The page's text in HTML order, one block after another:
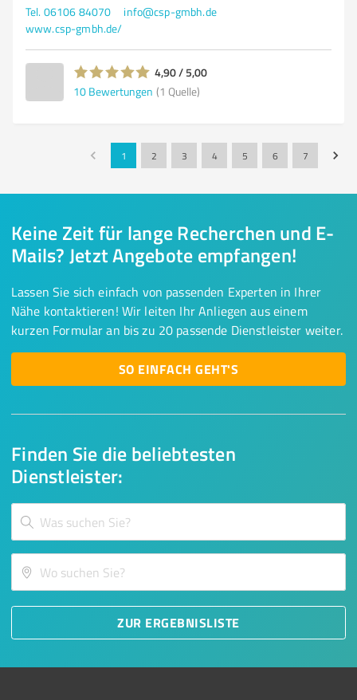
Tel. 06106 84070
info@csp-gmbh.de
www.csp-gmbh.de/
4,90 / 5,00
10 Bewertungen (1 Quelle)
1 2 3 4 5 6 7
Finden Sie die beliebtesten
Dienstleister:
ZUR ERGEBNISLISTE
Keine Zeit für lange Recherchen und E-
Mails? Jetzt Angebote empfangen!
Lassen Sie sich einfach von passenden Experten in Ihrer
Nähe kontaktieren! Wir leiten Ihr Anliegen aus einem
kurzen Formular an bis zu 20 passende Dienstleister weiter.
SO EINFACH GEHT'S